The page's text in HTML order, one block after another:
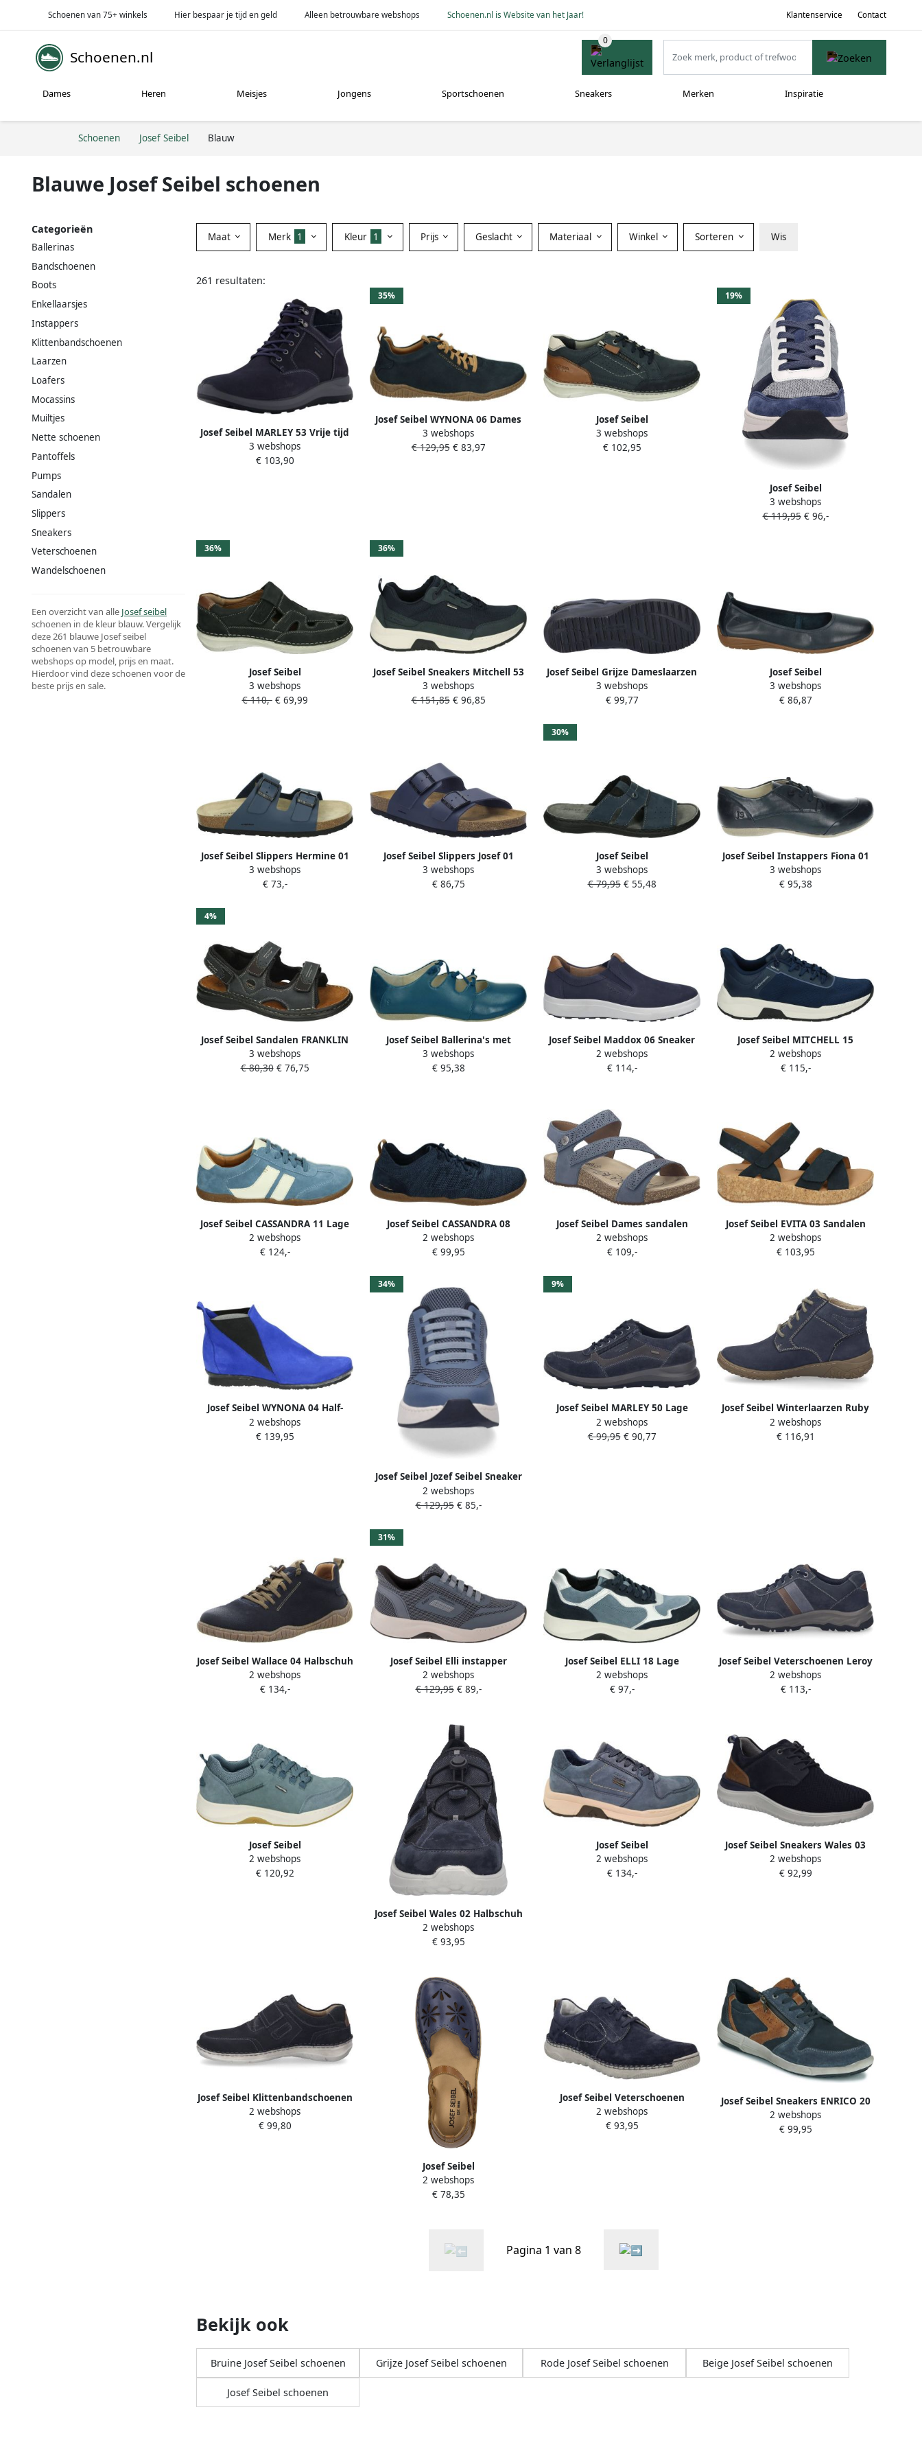
Schoenen van 75+ winkels Hier bespaar je tijd en geld Alleen betrouwbare webshops Schoenen.nl is Website van het Jaar! Klantenservice Contact
Schoenen.nl
Dames Heren Meisjes Jongens Sportschoenen Sneakers Merken Inspiratie
Schoenen Josef Seibel Blauw
Blauwe Josef Seibel schoenen
Categorieën
Ballerinas
Bandschoenen
Boots
Enkellaarsjes
Instappers
Klittenbandschoenen
Laarzen
Loafers
Mocassins
Muiltjes
Nette schoenen
Pantoffels
Pumps
Sandalen
Slippers
Sneakers
Veterschoenen
Wandelschoenen
Een overzicht van alle Josef seibel
schoenen in de kleur blauw. Vergelijk
deze 261 blauwe Josef seibel
schoenen van 5 betrouwbare
webshops op model, prijs en maat.
Hierdoor vind deze schoenen voor de
beste prijs en sale.
Maat Merk 1 Kleur 1 Prijs Geslacht Materiaal Winkel Sorteren Wis
261 resultaten:
Josef Seibel MARLEY 53 Vrije tijd
half-hoogHeren
veterschoenHeren sneakers
3 webshops
€ 103,90
35%
Josef Seibel WYNONA 06 Dames
veterschoenenPopulaire
damesschoenen JosefBarefoot
3 webshops
€ 129,95€ 83,97
Josef Seibel
NEW~ANVERS~11~~~~~~~~~~~~~~~~~
Vrije tijdsschoenenHeren
3 webshops
€ 102,95
19%
Josef Seibel
MITCHELL~10~~~~~~~~~~~~~~~~~~~
Lage sneakersVrije
3 webshops
€ 119,95€ 96,-
36%
Josef Seibel
NEW~ANVERS~81~~~~~~~~~~~~~~~~~
Heren sandalen Blauw
3 webshops
€ 110,-€ 69,99
36%
Josef Seibel Sneakers Mitchell 53
comfort schoen vrijetijdsschoen
sneaker met comfortabele
3 webshops
€ 151,85€ 96,85
Josef Seibel Grijze Dameslaarzen
Weerbestendig en Stijlvol
3 webshops
€ 99,77
Josef Seibel
FENJA~01~~~~~~~~~~~~~~~~~~~~~~
Ballerinaschoenen Blauw
3 webshops
€ 86,87
Josef Seibel Slippers Hermine 01
plateau sandaal zomerschoen
pantoffel met comfortabel
3 webshops
€ 73,-
Josef Seibel Slippers Josef 01
zomerschoen slippers sandaal
met zacht voetbed
3 webshops
€ 86,75
30%
Josef Seibel
VINCENT~07~~~~~~~~~~~~~~~~~~~~
Heren slippers Blauw
3 webshops
€ 79,95€ 55,48
Josef Seibel Instappers Fiona 01
Comfortschoen instapschoen met
elastische decoratieve veters
3 webshops
€ 95,38
4%
Josef Seibel Sandalen FRANKLIN
zomerschoen klittenbandschoen
vrijetijdssandaal met
3 webshops
€ 80,30€ 76,75
Josef Seibel Ballerina's met
riempje Fiona Slippers sandalen
comfortschoenen met verfijnde
3 webshops
€ 95,38
Josef Seibel Maddox 06 Sneaker
für Herren Blau
2 webshops
€ 114,-
Josef Seibel MITCHELL 15
Instappers Blauw
2 webshops
€ 115,-
Josef Seibel CASSANDRA 11 Lage
sneakersDames
sneakersBarefoot Blauw
2 webshops
€ 124,-
Josef Seibel CASSANDRA 08
Instappers Blauw
2 webshops
€ 99,95
Josef Seibel Dames sandalen
Tonga 78 Artikel 78578 380 525
Kleur Blauw
2 webshops
€ 109,-
Josef Seibel EVITA 03 Sandalen
met hakDames Sandalen Blauw
2 webshops
€ 103,95
Josef Seibel WYNONA 04 Half-
hoge schoenenBarefoot Blauw
2 webshops
€ 139,95
34%
Josef Seibel Jozef Seibel Sneaker
Elli d.blauw Kleur Blauw)
2 webshops
€ 129,95€ 85,-
9%
Josef Seibel MARLEY 50 Lage
sneakersVrije
tijdsschoenenHeren sneakers
2 webshops
€ 99,95€ 90,77
Josef Seibel Winterlaarzen Ruby
54 Vrijetijdsschoen
comfortschoen met TEX-
2 webshops
€ 116,91
Josef Seibel Wallace 04 Halbschuh
für Herren Blau
2 webshops
€ 134,-
31%
Josef Seibel Elli instapper
2 webshops
€ 129,95€ 89,-
Josef Seibel ELLI 18 Lage
sneakersDames
sneakersPopulaire
2 webshops
€ 97,-
Josef Seibel Veterschoenen Leroy
56 Vrijetijdsschoen
comfortschoen met TEX-
2 webshops
€ 113,-
Josef Seibel
ELLI~50~~~~~~~~~~~~~~~~~~~~~~~
Lage sneakersDames sneakers
2 webshops
€ 120,92
Josef Seibel Wales 02 Halbschuh
für Herren Blau
2 webshops
€ 93,95
Josef Seibel
MITCHELL~50~~~~~~~~~~~~~~~~~~~
Lage sneakersVrije
2 webshops
€ 134,-
Josef Seibel Sneakers Wales 03
instapschoen slip-on sneaker
slipper met elastische veters
2 webshops
€ 92,99
Josef Seibel Klittenbandschoenen
New Anvers 83 Slipper comfort-
schoen in extra brede vorm
2 webshops
€ 99,80
Josef Seibel
ROSALIE~04~~~~~~~~~~~~~~~~~~~~
Platte sandalenDames Sandalen
2 webshops
€ 78,35
Josef Seibel Veterschoenen
Wilson 04 comfortschoen
vrijetijdsschoen sneaker met
2 webshops
€ 93,95
Josef Seibel Sneakers ENRICO 20
vrijetijdsschoen comfort schoen
veterschoen in breedte g (breed)
2 webshops
€ 99,95
Pagina 1 van 8
Bekijk ook
Bruine Josef Seibel schoenen Grijze Josef Seibel schoenen Rode Josef Seibel schoenen Beige Josef Seibel schoenen
Josef Seibel schoenen